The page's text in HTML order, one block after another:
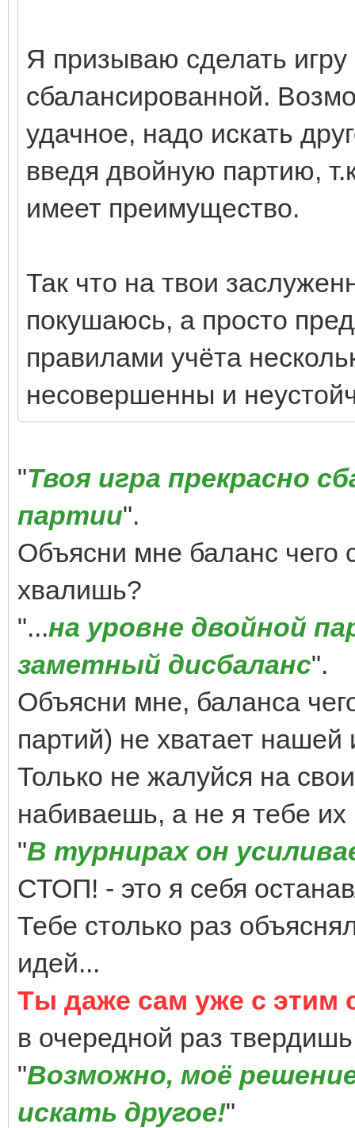
Я призываю сделать игру
сбалансированной.
удачное, надо искать
введя двойную партию,
имеет преимущество.
Так что на твои
покушаюсь, а просто
правилами учёта
несовершенны и
"Твоя игра прекрасно
партии".
Объясни мне баланс чего
хвалишь?
"...на уровне двойной
заметный дисбаланс".
Объясни мне, баланса
партий) не хватает
Только не жалуйся на
набиваешь, а не я тебе
"В турнирах он
СТОП! - это я себя
Тебе столько раз
идей...
Ты даже сам уже с этим
в очередной раз
"Возможно, моё
искать другое!"